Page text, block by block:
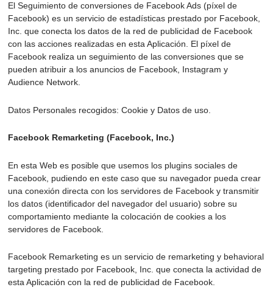
El Seguimiento de conversiones de Facebook Ads (píxel de
Facebook) es un servicio de estadísticas prestado por Facebook,
Inc. que conecta los datos de la red de publicidad de Facebook
con las acciones realizadas en esta Aplicación. El píxel de
Facebook realiza un seguimiento de las conversiones que se
pueden atribuir a los anuncios de Facebook, Instagram y
Audience Network.
Datos Personales recogidos: Cookie y Datos de uso.
Facebook Remarketing (Facebook, Inc.)
En esta Web es posible que usemos los plugins sociales de
Facebook, pudiendo en este caso que su navegador pueda crear
una conexión directa con los servidores de Facebook y transmitir
los datos (identificador del navegador del usuario) sobre su
comportamiento mediante la colocación de cookies a los
servidores de Facebook.
Facebook Remarketing es un servicio de remarketing y behavioral
targeting prestado por Facebook, Inc. que conecta la actividad de
esta Aplicación con la red de publicidad de Facebook.